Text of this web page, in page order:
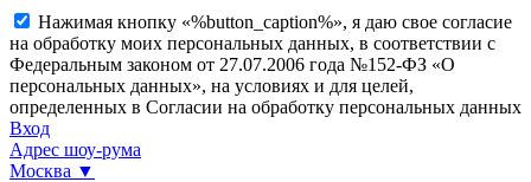
Нажимая кнопку «%button_caption%», я даю свое согласие
на обработку моих персональных данных, в соответствии с
Федеральным законом от 27.07.2006 года №152-ФЗ «О
персональных данных», на условиях и для целей,
определенных в Согласии на обработку персональных данных
Вход
Адрес шоу-рума
Москва ▼